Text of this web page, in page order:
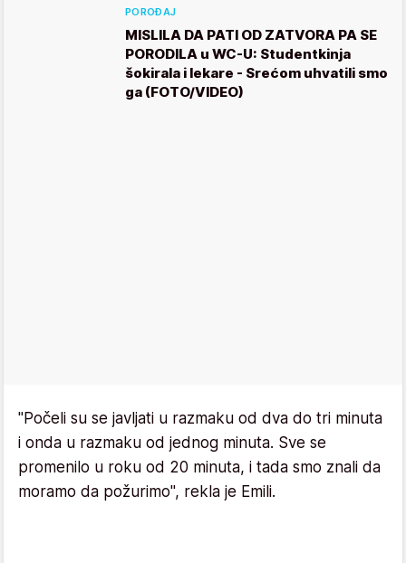
POROĐAJ
MISLILA DA PATI OD ZATVORA PA SE
PORODILA u WC-U: Studentkinja
šokirala i lekare - Srećom uhvatili smo
ga (FOTO/VIDEO)
"Počeli su se javljati u razmaku od dva do tri minuta
i onda u razmaku od jednog minuta. Sve se
promenilo u roku od 20 minuta, i tada smo znali da
moramo da požurimo", rekla je Emili.